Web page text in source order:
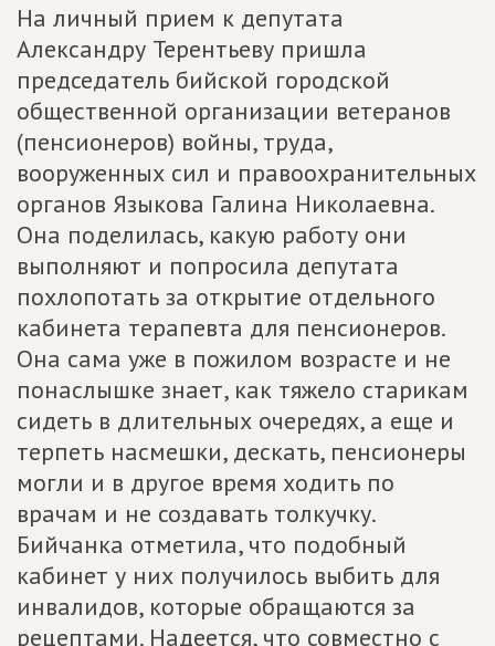
На личный прием к депутата
Александру Терентьеву пришла
председатель бийской городской
общественной организации ветеранов
(пенсионеров) войны, труда,
вооруженных сил и правоохранительных
органов Языкова Галина Николаевна.
Она поделилась, какую работу они
выполняют и попросила депутата
похлопотать за открытие отдельного
кабинета терапевта для пенсионеров.
Она сама уже в пожилом возрасте и не
понаслышке знает, как тяжело старикам
сидеть в длительных очередях, а еще и
терпеть насмешки, дескать, пенсионеры
могли и в другое время ходить по
врачам и не создавать толкучку.
Бийчанка отметила, что подобный
кабинет у них получилось выбить для
инвалидов, которые обращаются за
рецептами. Надеется, что совместно с